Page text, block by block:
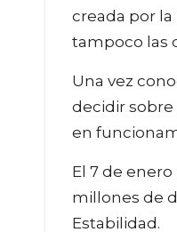
creada por la
tampoco las
Una vez
decidir sobre
en
El 7 de
millones de
Estabilidad.